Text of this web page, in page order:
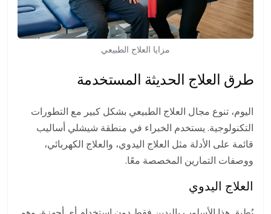
مزايا العلاج الطبيعي
طرق العلاج الحديثة المستخدمة
اليوم، تنوع مجال العلاج الطبيعي بشكل كبير مع التطورات
التكنولوجية. يستخدم الخبراء في منطقة شيشلي أساليب
قائمة على الأدلة مثل العلاج اليدوي، والعلاج الكهربائي،
ووصفات التمارين المخصصة معًا.
العلاج اليدوي